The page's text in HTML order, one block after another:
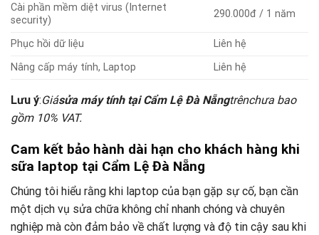
Cài phần mềm diệt virus (Internet
security)
290.000đ / 1 năm
Phục hồi dữ liệu
Liên hệ
Nâng cấp máy tính, Laptop
Liên hệ
Lưu ý:Giásửa máy tính tại Cẩm Lệ Đà Nẵngtrênchưa bao
gồm 10% VAT.
Cam kết bảo hành dài hạn cho khách hàng khi
sữa laptop tại Cẩm Lệ Đà Nẵng
Chúng tôi hiểu rằng khi laptop của bạn gặp sự cố, bạn cần
một dịch vụ sửa chữa không chỉ nhanh chóng và chuyên
nghiệp mà còn đảm bảo về chất lượng và độ tin cậy sau khi